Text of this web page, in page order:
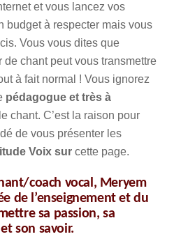
et vous lancez vos
budget à respecter mais vous
Vous vous dites que
de chant peut vous transmettre
à fait normal ! Vous ignorez
pédagogue et très à
chant. C’est la raison pour
de vous présenter les
Voix surcette page.
coach vocal, Meryem
de l’enseignement et du
sa passion, sa
son savoir.